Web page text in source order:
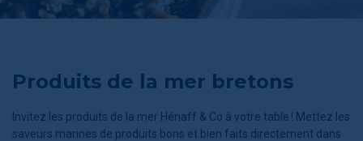
Produits de la mer bretons
Invitez les produits de la mer Hénaff & Co à votre table ! Mettez les
saveurs marines de produits bons et bien faits directement dans